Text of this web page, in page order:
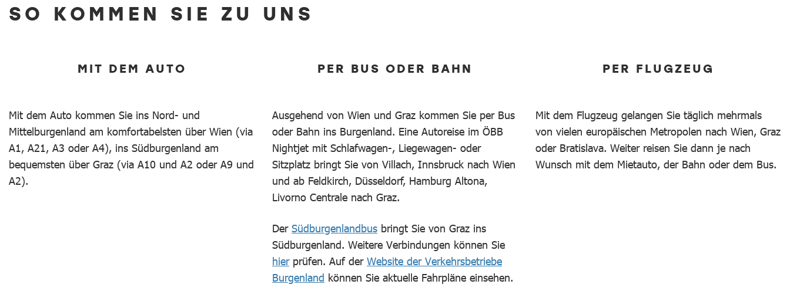
SO KOMMEN SIE ZU UNS
MIT DEM AUTO
Mit dem Auto kommen Sie ins Nord- und
Mittelburgenland am komfortabelsten über Wien (via
A1, A21, A3 oder A4), ins Südburgenland am
bequemsten über Graz (via A10 und A2 oder A9 und
A2).
PER BUS ODER BAHN
Ausgehend von Wien und Graz kommen Sie per Bus
oder Bahn ins Burgenland. Eine Autoreise im ÖBB
Nightjet mit Schlafwagen-, Liegewagen- oder
Sitzplatz bringt Sie von Villach, Innsbruck nach Wien
und ab Feldkirch, Düsseldorf, Hamburg Altona,
Livorno Centrale nach Graz.
Der Südburgenlandbus bringt Sie von Graz ins
Südburgenland. Weitere Verbindungen können Sie
hierprüfen. Auf der Website der Verkehrsbetriebe
Burgenland können Sie aktuelle Fahrpläne einsehen.
PER FLUGZEUG
Mit dem Flugzeug gelangen Sie täglich mehrmals
von vielen europäischen Metropolen nach Wien, Graz
oder Bratislava. Weiter reisen Sie dann je nach
Wunsch mit dem Mietauto, der Bahn oder dem Bus.